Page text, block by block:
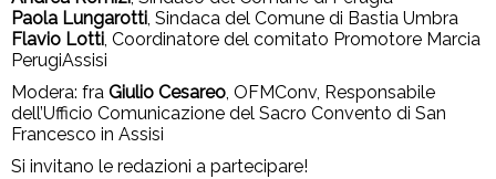
Paola Lungarotti, Sindaca del Comune di Bastia Umbra
Flavio Lotti, Coordinatore del comitato Promotore Marcia
PerugiAssisi
Modera: fra Giulio Cesareo, OFMConv, Responsabile
dell’Ufficio Comunicazione del Sacro Convento di San
Francesco in Assisi
Si invitano le redazioni a partecipare!